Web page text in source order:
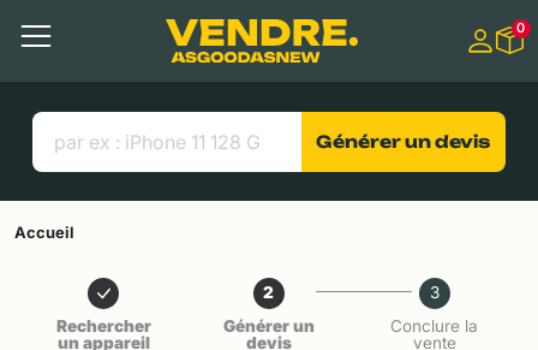
Contenu principal
Menu
Liens utiles
0
Générer un devis
Accueil
Rechercher
un appareil
2
Générer un
devis
3
Conclure la
vente